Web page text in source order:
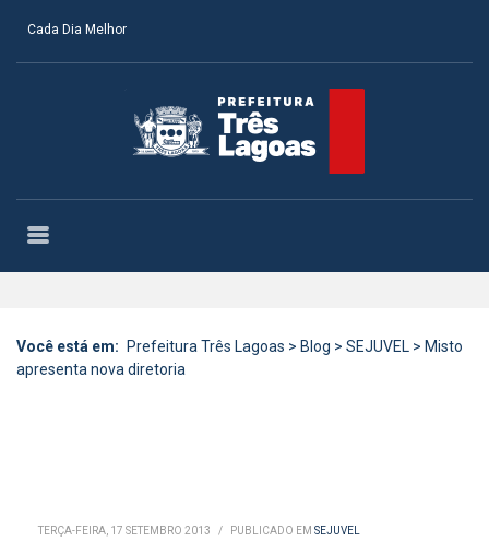
Cada Dia Melhor
Você está em: Prefeitura Três Lagoas > Blog > SEJUVEL > Misto
apresenta nova diretoria
TERÇA-FEIRA, 17 SETEMBRO 2013 / PUBLICADO EM SEJUVEL